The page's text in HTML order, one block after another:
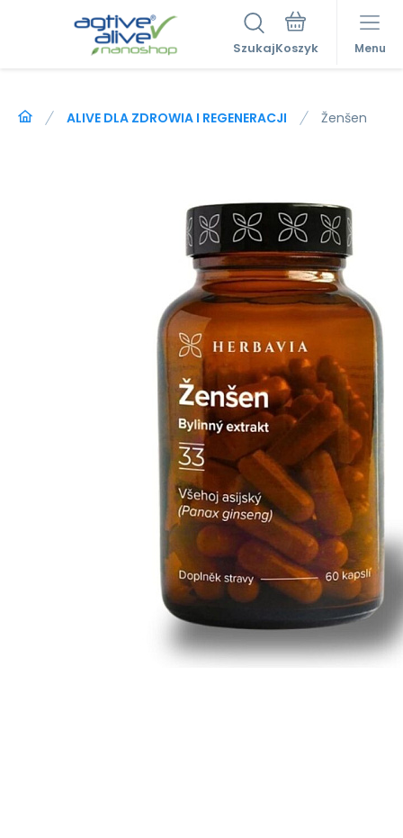
Szukaj Menu
ALIVE DLA ZDROWIA I REGENERACJI Ženšen